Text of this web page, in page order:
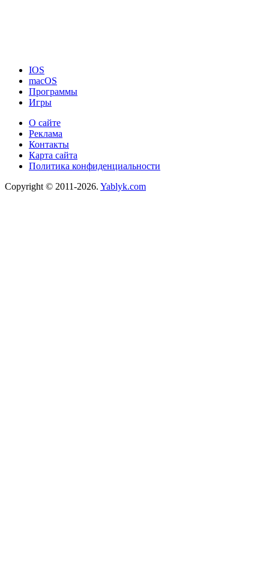
IOS
macOS
Программы
Игры
О сайте
Реклама
Контакты
Карта сайта
Политика конфиденциальности
Copyright © 2011-2026. Yablyk.сom